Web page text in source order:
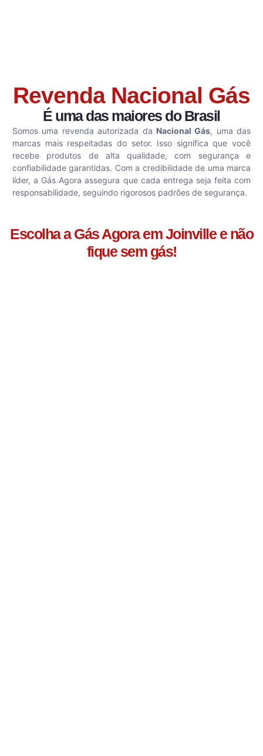
Revenda Nacional Gás
É uma das maiores do Brasil
Somos uma revenda autorizada da Nacional Gás, uma das
marcas mais respeitadas do setor. Isso significa que você
recebe produtos de alta qualidade, com segurança e
confiabilidade garantidas. Com a credibilidade de uma marca
líder, a Gás Agora assegura que cada entrega seja feita com
responsabilidade, seguindo rigorosos padrões de segurança.
Escolha a Gás Agora em Joinville e não
fique sem gás!